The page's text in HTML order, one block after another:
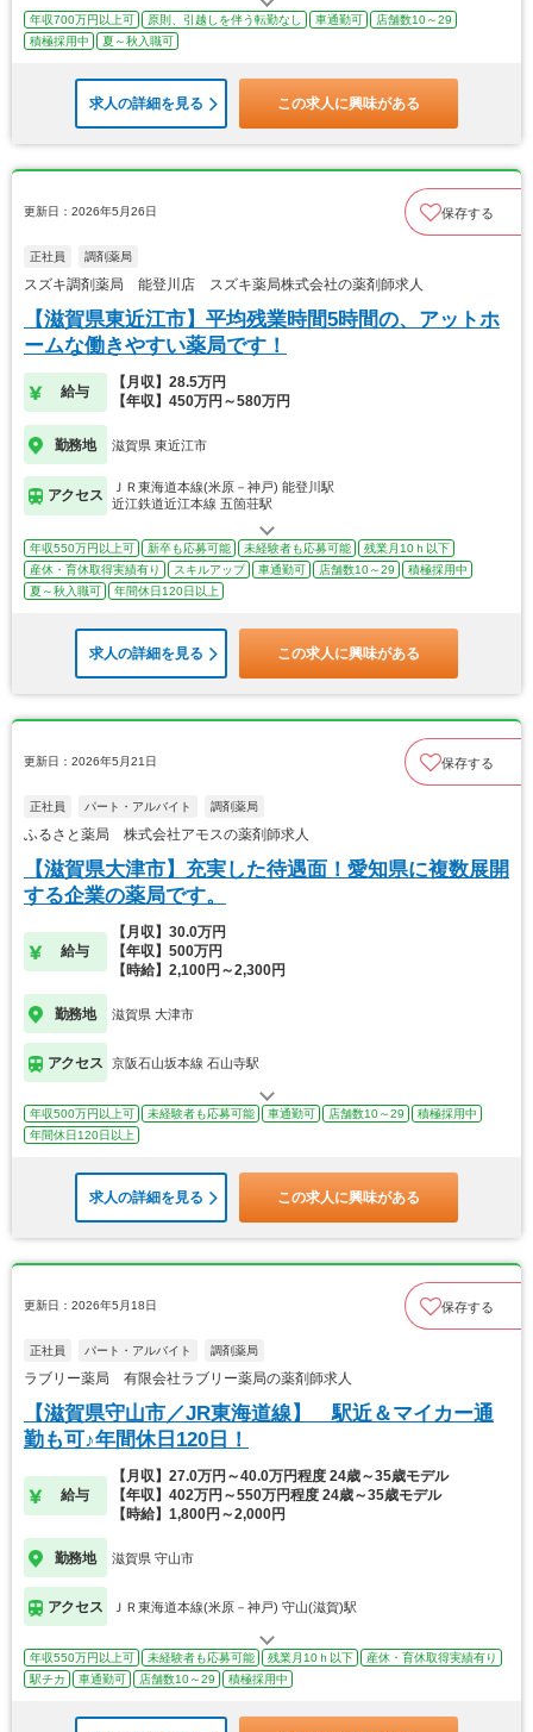
年収700万円以上可 原則、引越しを伴う転勤なし 車通勤可
店舗数10～29
積極採用中
夏～秋入職可
求人の詳細を見る この求人に興味がある
更新日：2026年5月26日 保存する
正社員 調剤薬局
スズキ調剤薬局 能登川店 スズキ薬局株式会社の薬剤師求人
【滋賀県東近江市】平均残業時間5時間の、アットホ
ームな働きやすい薬局です！
給与
【月収】28.5万円
【年収】450万円～580万円
勤務地 滋賀県 東近江市
アクセス
ＪＲ東海道本線(米原－神戸) 能登川駅
近江鉄道近江本線 五箇荘駅
年収550万円以上可 新卒も応募可能 未経験者も応募可能
残業月10ｈ以下
産休・育休取得実績有り
スキルアップ 車通勤可 店舗数10～29
積極採用中
夏～秋入職可
年間休日120日以上
求人の詳細を見る この求人に興味がある
更新日：2026年5月21日 保存する
正社員 パート・アルバイト 調剤薬局
ふるさと薬局 株式会社アモスの薬剤師求人
【滋賀県大津市】充実した待遇面！愛知県に複数展開
する企業の薬局です。
給与
【月収】30.0万円
【年収】500万円
【時給】2,100円～2,300円
勤務地 滋賀県 大津市
アクセス 京阪石山坂本線 石山寺駅
年収500万円以上可 未経験者も応募可能 車通勤可 店舗数10～29
積極採用中
年間休日120日以上
求人の詳細を見る この求人に興味がある
更新日：2026年5月18日 保存する
正社員 パート・アルバイト 調剤薬局
ラブリー薬局 有限会社ラブリー薬局の薬剤師求人
【滋賀県守山市／JR東海道線】 駅近＆マイカー通
勤も可♪年間休日120日！
給与
【月収】27.0万円～40.0万円程度 24歳～35歳モデル
【年収】402万円～550万円程度 24歳～35歳モデル
【時給】1,800円～2,000円
勤務地 滋賀県 守山市
アクセス ＪＲ東海道本線(米原－神戸) 守山(滋賀)駅
年収550万円以上可 未経験者も応募可能 残業月10ｈ以下
産休・育休取得実績有り
駅チカ
車通勤可 店舗数10～29 積極採用中